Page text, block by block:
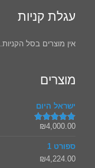
עגלת קניות
אין מוצרים בסל הקניות.
מוצרים
ישראל היום
דורג5.00
₪4,000.00
ספורט 1
₪4,224.00